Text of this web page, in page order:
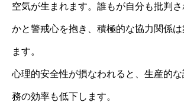
空気が生まれます。誰もが自分も批判
かと警戒心を抱き、積極的な協力関係は
ます。
心理的安全性が損なわれると、生産的
務の効率も低下します。